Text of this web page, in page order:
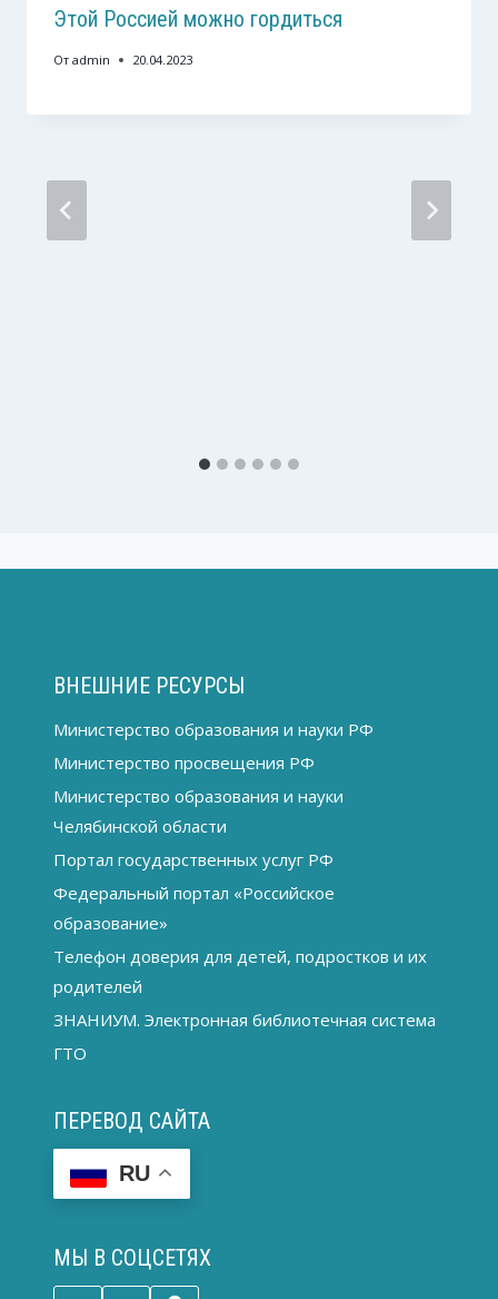
Этой Россией можно гордиться
От admin 20.04.2023
ВНЕШНИЕ РЕСУРСЫ
Министерство образования и науки РФ
Министерство просвещения РФ
Министерство образования и науки
Челябинской области
Портал государственных услуг РФ
Федеральный портал «Российское
образование»
Телефон доверия для детей, подростков и их
родителей
ЗНАНИУМ. Электронная библиотечная система
ГТО
ПЕРЕВОД САЙТА
RU
МЫ В СОЦСЕТЯХ